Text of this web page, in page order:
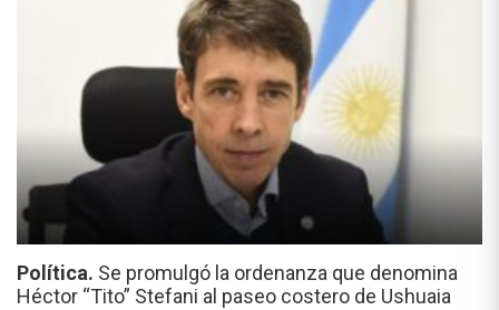
Política. Se promulgó la ordenanza que denomina
Héctor “Tito” Stefani al paseo costero de Ushuaia